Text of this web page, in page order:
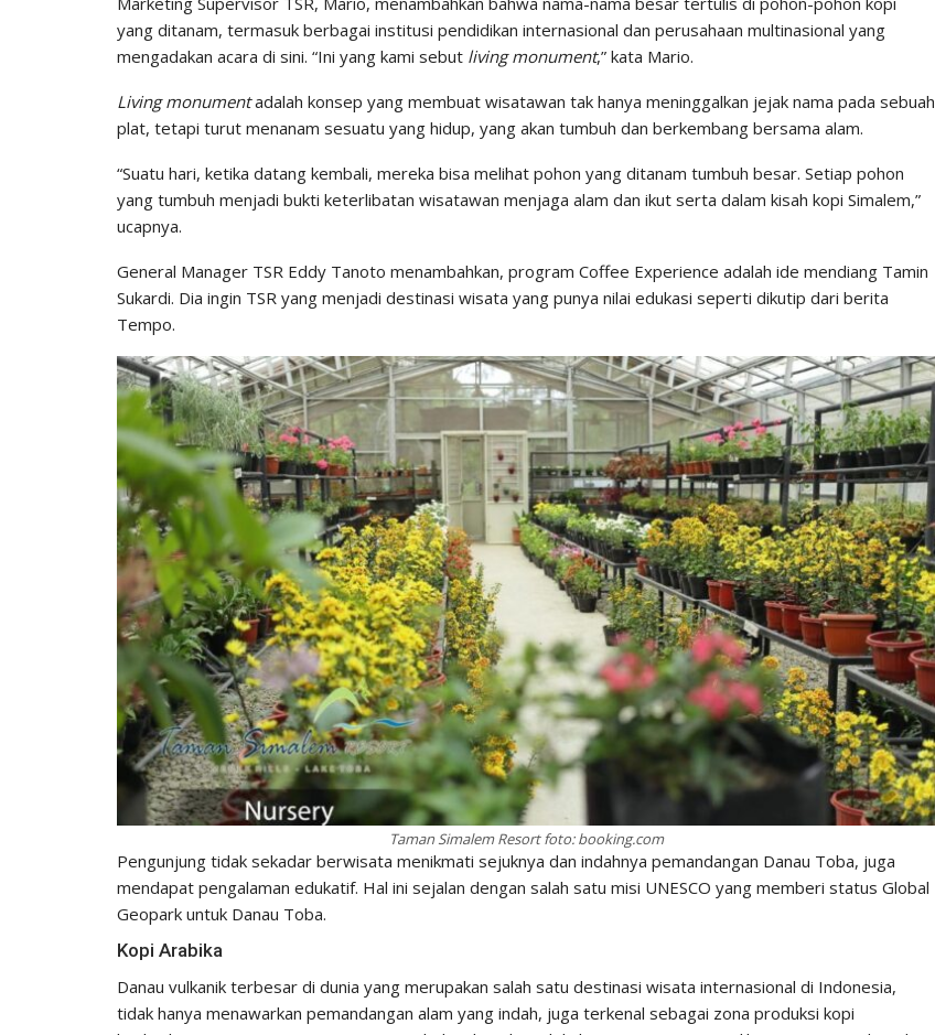
yang ditanam, termasuk berbagai institusi pendidikan internasional dan perusahaan multinasional yang
mengadakan acara di sini. “Ini yang kami sebut living monument,” kata Mario.
Living monumentadalah konsep yang membuat wisatawan tak hanya meninggalkan jejak nama pada sebuah
plat, tetapi turut menanam sesuatu yang hidup, yang akan tumbuh dan berkembang bersama alam.
“Suatu hari, ketika datang kembali, mereka bisa melihat pohon yang ditanam tumbuh besar. Setiap pohon
yang tumbuh menjadi bukti keterlibatan wisatawan menjaga alam dan ikut serta dalam kisah kopi Simalem,”
ucapnya.
General Manager TSR Eddy Tanoto menambahkan, program Coffee Experience adalah ide mendiang Tamin
Sukardi. Dia ingin TSR yang menjadi destinasi wisata yang punya nilai edukasi seperti dikutip dari berita
Tempo.
Taman Simalem Resort foto: booking.com
Pengunjung tidak sekadar berwisata menikmati sejuknya dan indahnya pemandangan Danau Toba, juga
mendapat pengalaman edukatif. Hal ini sejalan dengan salah satu misi UNESCO yang memberi status Global
Geopark untuk Danau Toba.
Kopi Arabika
Danau vulkanik terbesar di dunia yang merupakan salah satu destinasi wisata internasional di Indonesia,
tidak hanya menawarkan pemandangan alam yang indah, juga terkenal sebagai zona produksi kopi